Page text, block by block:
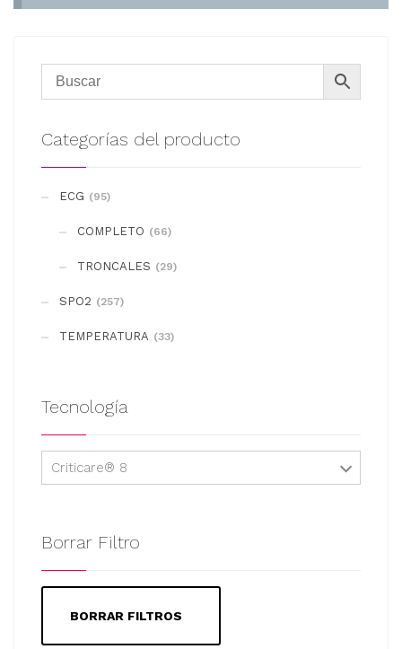
Categorías del producto
ECG (95)
COMPLETO (66)
TRONCALES (29)
SPO2 (257)
TEMPERATURA (33)
Tecnología
Criticare® 8
Borrar Filtro
BORRAR FILTROS